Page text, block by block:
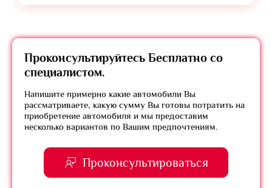
Проконсультируйтесь Бесплатно со
специалистом.
Напишите примерно какие автомобили Вы
рассматриваете, какую сумму Вы готовы потратить на
приобретение автомобиля и мы предоставим
несколько вариантов по Вашим предпочтениям.
Проконсультироваться